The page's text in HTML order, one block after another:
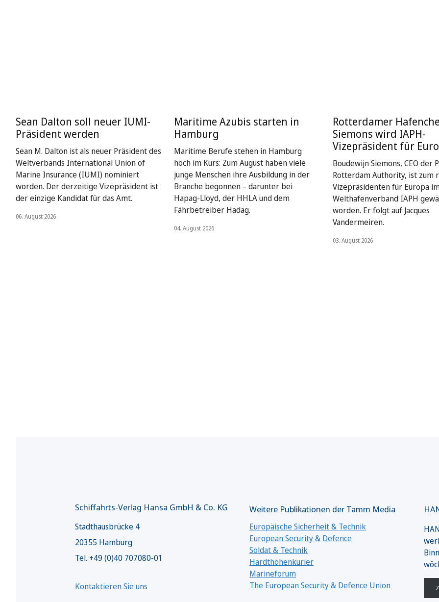
Sean Dalton soll neuer IUMI-
Präsident werden
Sean M. Dalton ist als neuer Präsident des
Weltverbands International Union of
Marine Insurance (IUMI) nominiert
worden. Der derzeitige Vizepräsident ist
der einzige Kandidat für das Amt.
06. August 2026
Maritime Azubis starten in
Hamburg
Maritime Berufe stehen in Hamburg
hoch im Kurs: Zum August haben viele
junge Menschen ihre Ausbildung in der
Branche begonnen – darunter bei
Hapag-Lloyd, der HHLA und dem
Fährbetreiber Hadag.
04. August 2026
Rotterdamer
Siemons wird IAPH-
Vizepräsident für
Boudewijn Siemons, CEO der
Rotterdam Authority, ist zum
Vizepräsidenten für Europa
Welthafenverband IAPH
worden. Er folgt auf Jacques
Vandermeiren.
03. August 2026
Schiffahrts-Verlag Hansa GmbH & Co. KG
Stadthausbrücke 4
20355 Hamburg
Tel. +49 (0)40 707080-01
Kontaktieren Sie uns
Weitere Publikationen der Tamm Media
Europäische Sicherheit & Technik
European Security & Defence
Soldat & Technik
Hardthöhenkurier
Marineforum
The European Security & Defence Union